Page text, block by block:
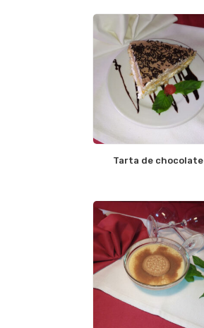
Tarta de chocolate